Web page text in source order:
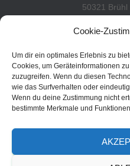
Cookie-
Um dir ein optimales Erlebnis zu
Cookies, um Geräteinformationen
zuzugreifen. Wenn du diesen
wie das Surfverhalten oder
Wenn du deine Zustimmung nicht
bestimmte Merkmale und
50321 Brühl